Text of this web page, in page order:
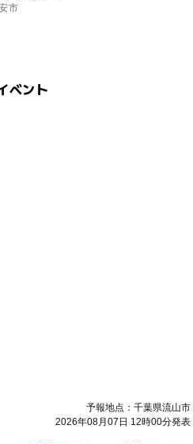
市
ベント
予報地点：千葉県流山市
2026年08月07日 12時00分発表